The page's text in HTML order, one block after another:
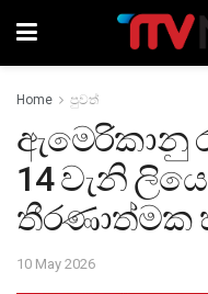
Home පුවත්
ඇමෙරිකානු
14 වැනි
තීරණාත්මක
10 May 2026